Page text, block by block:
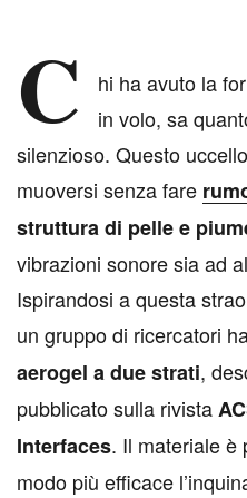
C
hi ha avuto la
in volo, sa
silenzioso. Questo
muoversi senza fare
struttura di pelle e
vibrazioni sonore sia ad
Ispirandosi a questa
un gruppo di ricercatori
aerogel a due strati,
pubblicato sulla rivista
Interfaces. Il materiale è
modo più efficace